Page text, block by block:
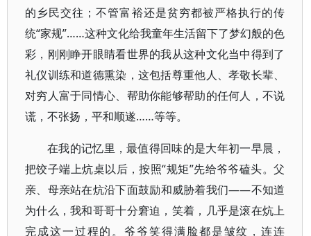
的乡民交往；不管富裕还是贫穷都被严格执行的传
统“家规”……这种文化给我童年生活留下了梦幻般的色
彩，刚刚睁开眼睛看世界的我从这种文化当中得到了
礼仪训练和道德熏染，这包括尊重他人、孝敬长辈、
对穷人富于同情心、帮助你能够帮助的任何人，不说
谎，不张扬，平和顺遂……等等。
在我的记忆里，最值得回味的是大年初一早晨，
把饺子端上炕桌以后，按照“规矩”先给爷爷磕头。父
亲、母亲站在炕沿下面鼓励和威胁着我们——不知道
为什么，我和哥哥十分窘迫，笑着，几乎是滚在炕上
完成这一过程的。爷爷笑得满脸都是皱纹，连连